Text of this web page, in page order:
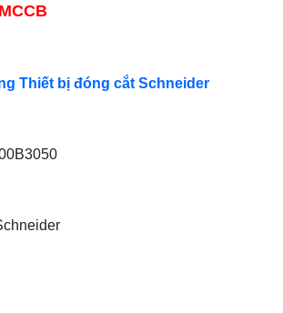
Thiết bị đóng cắt Schneider